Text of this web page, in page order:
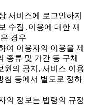
서비스에 로그인하지
수집․이용에 대한 재
경우
여 이용자의 이용을 제
종류 및 기간 등 구체
원의 공지, 서비스 이용
침 등에서 별도로 정하
의 정보는 법령의 규정